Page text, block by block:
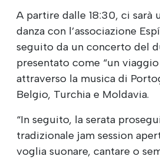
A partire dalle 18:30, ci sarà
danza con l’associazione
seguito da un concerto del
presentato come “un
attraverso la musica di
Belgio, Turchia e Moldavia.
“In seguito, la serata
tradizionale jam session
voglia suonare, cantare o